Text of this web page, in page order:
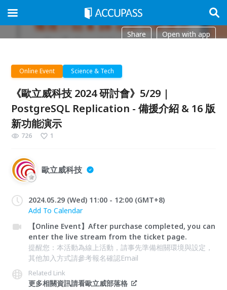
Share Open with app
Online Event Science & Tech
《歐立威科技 2024 研討會》5/29 |
PostgreSQL Replication - 備援介紹 & 16 版
新功能演示
726 1
歐立威科技
2024.05.29 (Wed) 11:00 - 12:00 (GMT+8)
Add To Calendar
【Online Event】After purchase completed, you can
enter the live stream from the ticket page.
提醒您：本活動為線上活動，請事先準備相關環境與設定，
其他加入方式請參考報名確認Email
Related Link
更多相關資訊請看歐立威部落格